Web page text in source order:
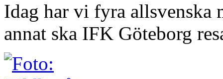
Idag har vi fyra allsvenska
annat ska IFK Göteborg